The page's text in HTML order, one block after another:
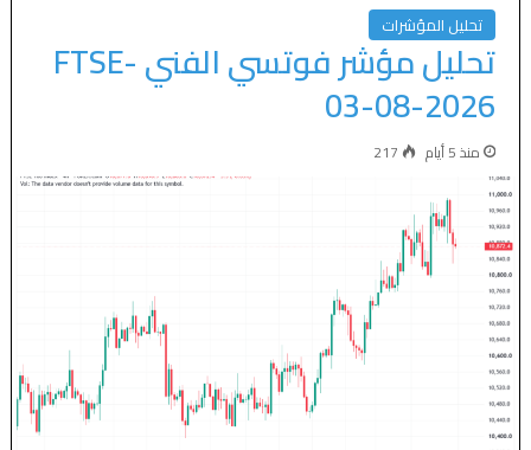
تحليل المؤشرات
تحليل مؤشر فوتسي الفني FTSE-
03-08-2026
منذ 5 أيام 217